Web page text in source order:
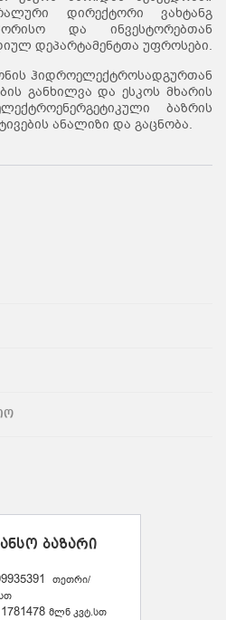
დირექტორი ვახტანგ
და ინვესტორებთან
დეპარტამენტთა უფროსები.
ჰიდროელექტროსადგურთან
განხილვა და ესკოს მხარის
ბაზრის
ანალიზი და გაცნობა.
ბაზარი
თეთრი/
მლნ კვტ.სთ